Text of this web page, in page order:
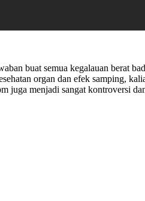
buat semua kegalauan berat
organ dan efek samping,
menjadi sangat kontroversi